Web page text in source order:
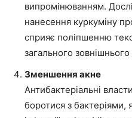
випромінюванням.
нанесення куркуміну
сприяє поліпшенню
загального зовнішнього
Зменшення акне
Антибактеріальні
боротися з бактеріями,